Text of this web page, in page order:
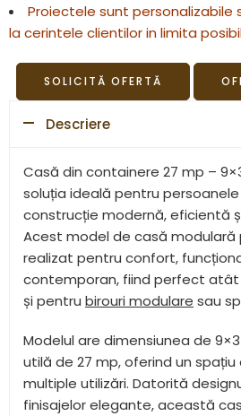
Proiectele sunt personalizabile
la cerintele clientilor in limita
SOLICITĂ OFERTĂ
Descriere
Casă din containere 27 mp –
soluția ideală pentru
construcție modernă, eficientă
Acest model de casă modulară
realizat pentru confort,
contemporan, fiind perfect
și pentru birouri modulare sau
Modelul are dimensiunea de
utilă de 27 mp, oferind un
multiple utilizări. Datorită
finisajelor elegante, această